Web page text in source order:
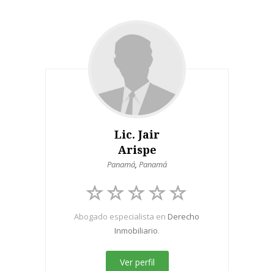
Lic. Jair
Arispe
Panamá, Panamá
Abogado especialista en Derecho
Inmobiliario.
Ver perfil